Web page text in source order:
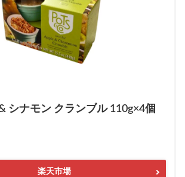
シナモン クランブル 110g×4個
楽天市場